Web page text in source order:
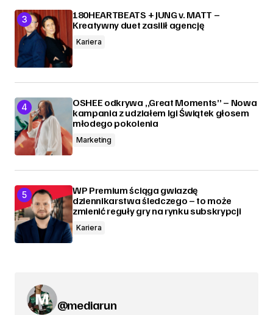
180HEARTBEATS + JUNG v. MATT –
Kreatywny duet zasilił agencję
Kariera
OSHEE odkrywa „Great Moments” – Nowa
kampania z udziałem Igi Świątek głosem
młodego pokolenia
Marketing
WP Premium ściąga gwiazdę
dziennikarstwa śledczego – to może
zmienić reguły gry na rynku subskrypcji
Kariera
@mediarun